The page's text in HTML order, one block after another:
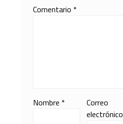
Comentario *
Nombre *
Correo
electrónico